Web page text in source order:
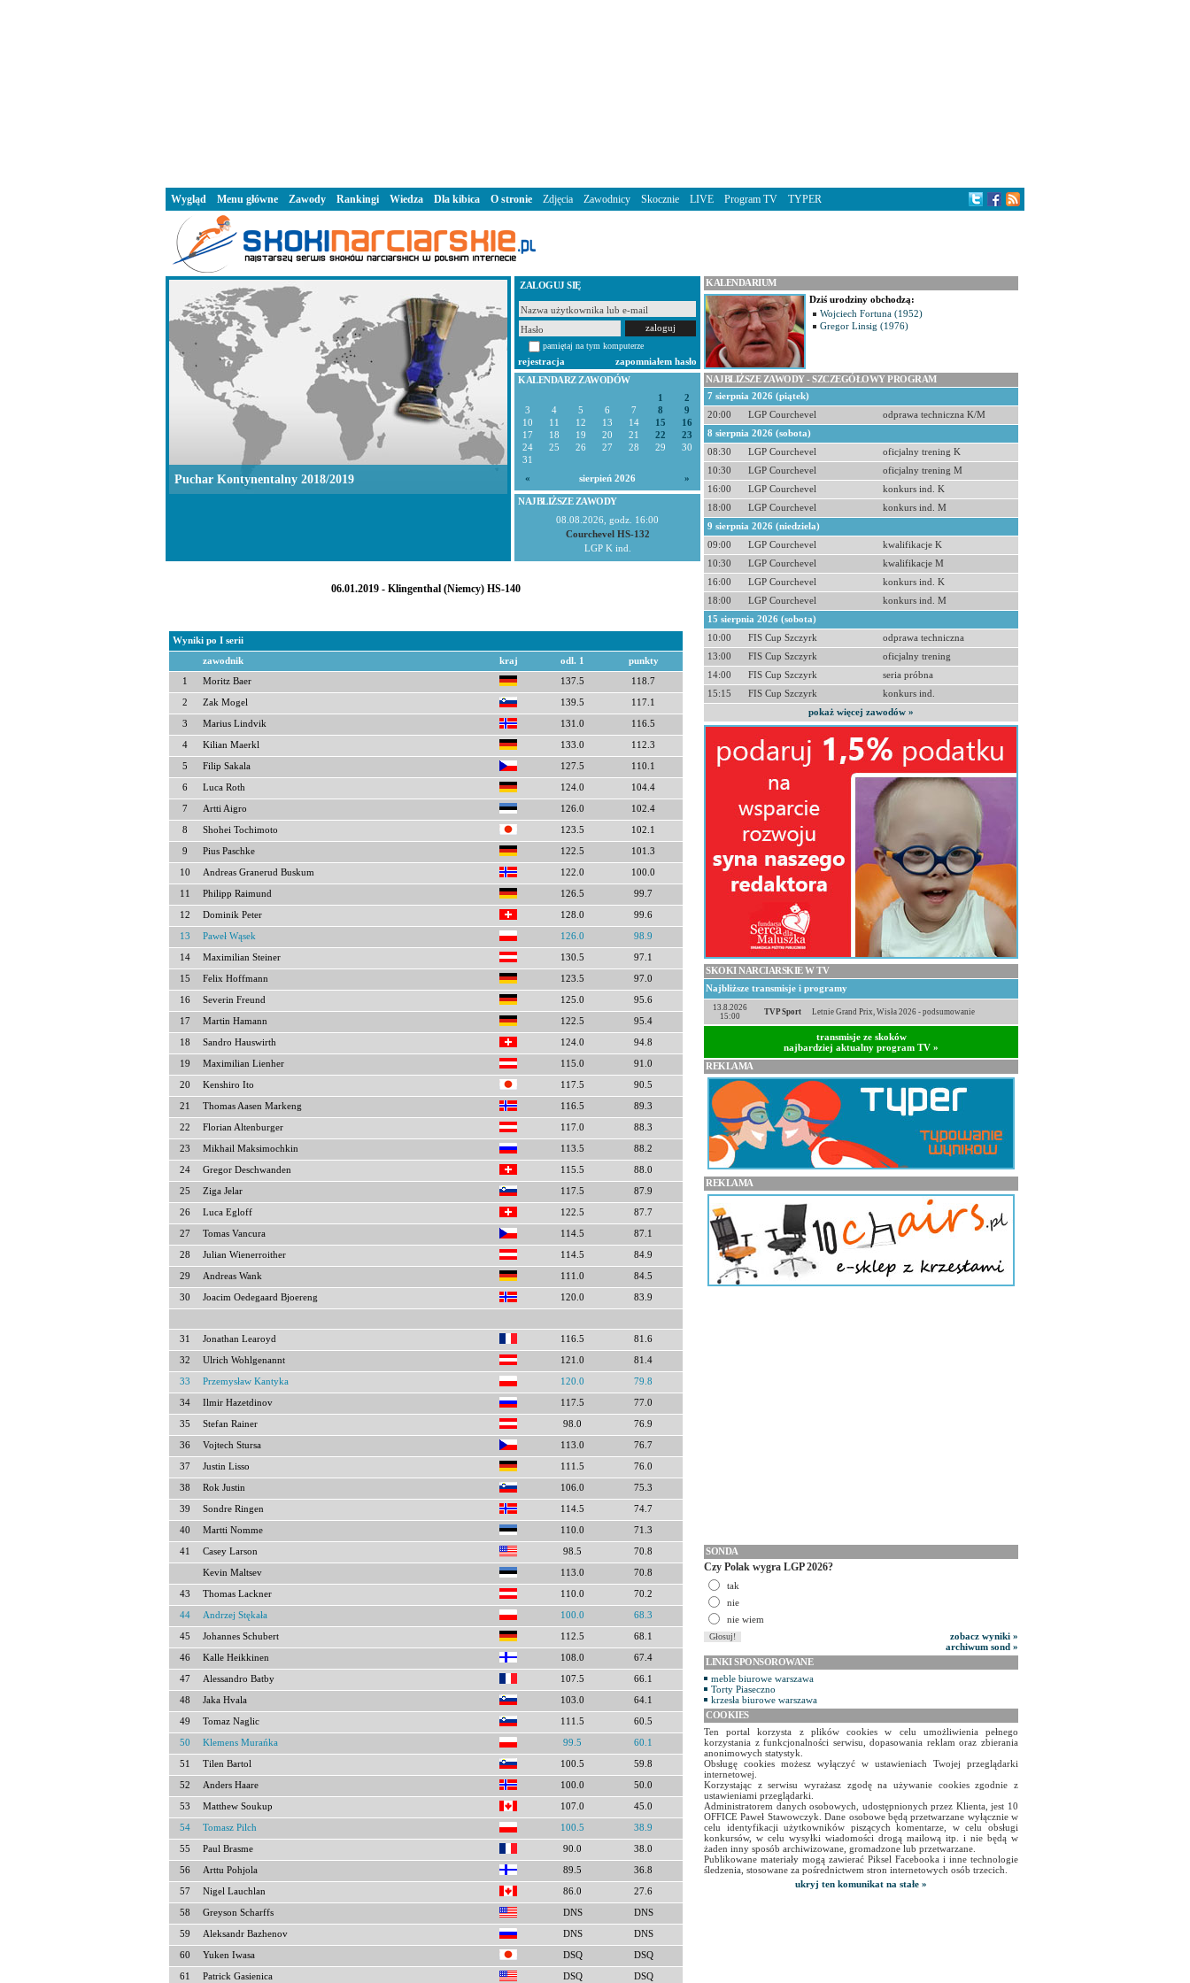
ZALOGUJ SIĘ
pamiętaj na tym komputerze
rejestracja
zapomniałem hasło
KALENDARZ ZAWODÓW
1
2
3
4 5 6 7 8
9
10
11 12 13 14 15
16
17
18 19 20 21 22
23
24
25 26 27 28 29
30
31
«
sierpień 2026 »
NAJBLIŻSZE ZAWODY
08.08.2026, godz. 16:00
Courchevel HS-132
LGP K ind.
06.01.2019 - Klingenthal (Niemcy) HS-140
Wyniki po I serii
zawodnik kraj odl. 1 punkty
1 Moritz Baer 137.5 118.7
2 Zak Mogel 139.5 117.1
3 Marius Lindvik 131.0 116.5
4 Kilian Maerkl 133.0 112.3
5 Filip Sakala 127.5 110.1
6 Luca Roth 124.0 104.4
7 Artti Aigro 126.0 102.4
8 Shohei Tochimoto 123.5 102.1
9 Pius Paschke 122.5 101.3
10 Andreas Granerud Buskum 122.0 100.0
11 Philipp Raimund 126.5 99.7
12 Dominik Peter 128.0 99.6
13 Paweł Wąsek 126.0 98.9
14 Maximilian Steiner 130.5 97.1
15 Felix Hoffmann 123.5 97.0
16 Severin Freund 125.0 95.6
17 Martin Hamann 122.5 95.4
18 Sandro Hauswirth 124.0 94.8
19 Maximilian Lienher 115.0 91.0
20 Kenshiro Ito 117.5 90.5
21 Thomas Aasen Markeng 116.5 89.3
22 Florian Altenburger 117.0 88.3
23 Mikhail Maksimochkin 113.5 88.2
24 Gregor Deschwanden 115.5 88.0
25 Ziga Jelar 117.5 87.9
26 Luca Egloff 122.5 87.7
27 Tomas Vancura 114.5 87.1
28 Julian Wienerroither 114.5 84.9
29 Andreas Wank 111.0 84.5
30 Joacim Oedegaard Bjoereng 120.0 83.9
31 Jonathan Learoyd 116.5 81.6
32 Ulrich Wohlgenannt 121.0 81.4
33 Przemysław Kantyka 120.0 79.8
34 Ilmir Hazetdinov 117.5 77.0
35 Stefan Rainer 98.0 76.9
36 Vojtech Stursa 113.0 76.7
37 Justin Lisso 111.5 76.0
38 Rok Justin 106.0 75.3
39 Sondre Ringen 114.5 74.7
40 Martti Nomme 110.0 71.3
41 Casey Larson 98.5 70.8
Kevin Maltsev 113.0 70.8
43 Thomas Lackner 110.0 70.2
44 Andrzej Stękała 100.0 68.3
45 Johannes Schubert 112.5 68.1
46 Kalle Heikkinen 108.0 67.4
47 Alessandro Batby 107.5 66.1
48 Jaka Hvala 103.0 64.1
49 Tomaz Naglic 111.5 60.5
50 Klemens Murańka 99.5 60.1
51 Tilen Bartol 100.5 59.8
52 Anders Haare 100.0 50.0
53 Matthew Soukup 107.0 45.0
54 Tomasz Pilch 100.5 38.9
55 Paul Brasme 90.0 38.0
56 Arttu Pohjola 89.5 36.8
57 Nigel Lauchlan 86.0 27.6
58 Greyson Scharffs DNS DNS
59 Aleksandr Bazhenov DNS DNS
60 Yuken Iwasa DSQ DSQ
61 Patrick Gasienica DSQ DSQ
Puchar Kontynentalny 2018/2019
KALENDARIUM
Dziś urodziny obchodzą:
Wojciech Fortuna (1952)
Gregor Linsig (1976)
NAJBLIŻSZE ZAWODY - SZCZEGÓŁOWY PROGRAM
7 sierpnia 2026 (piątek)
20:00
LGP Courchevel
odprawa techniczna K/M
8 sierpnia 2026 (sobota)
08:30
LGP Courchevel
oficjalny trening K
10:30
LGP Courchevel
oficjalny trening M
16:00
LGP Courchevel
konkurs ind. K
18:00
LGP Courchevel
konkurs ind. M
9 sierpnia 2026 (niedziela)
09:00
LGP Courchevel
kwalifikacje K
10:30
LGP Courchevel
kwalifikacje M
16:00
LGP Courchevel
konkurs ind. K
18:00
LGP Courchevel
konkurs ind. M
15 sierpnia 2026 (sobota)
10:00
FIS Cup Szczyrk
odprawa techniczna
13:00
FIS Cup Szczyrk
oficjalny trening
14:00
FIS Cup Szczyrk
seria próbna
15:15
FIS Cup Szczyrk
konkurs ind.
pokaż więcej zawodów »
SKOKI NARCIARSKIE W TV
Najbliższe transmisje i programy
13.8.2026
15:00
TVP Sport Letnie Grand Prix, Wisła 2026 - podsumowanie
transmisje ze skoków
najbardziej aktualny program TV »
REKLAMA
REKLAMA
SONDA
Czy Polak wygra LGP 2026?
tak
nie
nie wiem
zobacz wyniki »
archiwum sond »
LINKI SPONSOROWANE
meble biurowe warszawa
Torty Piaseczno
krzesła biurowe warszawa
COOKIES
Ten portal korzysta z plików cookies w celu umożliwienia pełnego
korzystania z funkcjonalności serwisu, dopasowania reklam oraz zbierania
anonimowych statystyk.
Obsługę cookies możesz wyłączyć w ustawieniach Twojej przeglądarki
internetowej.
Korzystając z serwisu wyrażasz zgodę na używanie cookies zgodnie z
ustawieniami przeglądarki.
Administratorem danych osobowych, udostępnionych przez Klienta, jest 10
OFFICE Paweł Stawowczyk. Dane osobowe będą przetwarzane wyłącznie w
celu identyfikacji użytkowników piszących komentarze, w celu obsługi
konkursów, w celu wysyłki wiadomości drogą mailową itp. i nie będą w
żaden inny sposób archiwizowane, gromadzone lub przetwarzane.
Publikowane materiały mogą zawierać Piksel Facebooka i inne technologie
śledzenia, stosowane za pośrednictwem stron internetowych osób trzecich.
ukryj ten komunikat na stałe »
Wygląd Menu główne Zawody Rankingi Wiedza Dla kibica O stronie Zdjęcia Zawodnicy Skocznie LIVE Program TV TYPER